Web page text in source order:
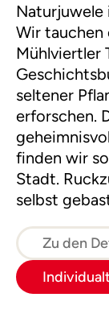
Naturjuwele
Wir tauchen
Mühlviertler
seltener
erforschen.
finden wir
Stadt.
selbst
nehmen!
Zu den